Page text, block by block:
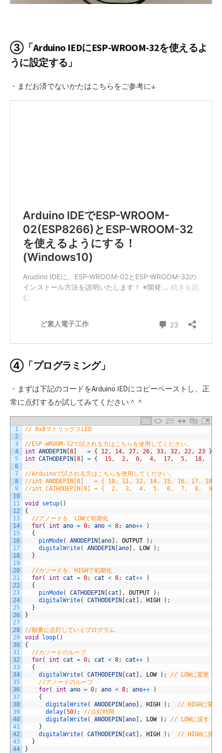
③「Arduino IEDにESP-WROOM-32を使えるよ
うに設定する」
・まだお済でないかたはこちらをご参考に↓
④「プログラミング」
・まずは下記のコードをArduino IEDにコピーペーストし、正
常に点灯するか試してみてください＾＾
1
2
3
4
5
6
7
8
9
10
11
12
13
14
15
16
17
18
19
20
21
22
23
24
25
26
27
28
29
30
31
32
33
34
35
36
37
38
39
40
41
42
43
44
// 8x8マトリックスLED
//ESP-WROOM-32で試される方はこちらを使用してください。
int ANODEPIN [8] = { 12 , 14 , 27 , 26 , 33 , 32 , 22 , 23 }
int CATHODEPIN [8] = { 15 , 2 , 0 , 4 , 17 , 5 , 18 ,
//Arduinoで試される方はこちらを使用してください。
//int ANODEPIN[8]   = { 10, 11, 12, 14, 15, 16, 17, 18 };
//int CATHODEPIN[8] = {  2,  3,  4,  5,  6,  7,  8,  9 };
void setup( )
{
//アノードを、LOWで初期化
for( int ano = 0; ano < 8; ano++
)
{
pinMode( ANODEPIN [ano] , OUTPUT ) ;
digitalWrite( ANODEPIN [ano] , LOW ) ;
}
//カソードを、HIGHで初期化
for( int cat = 0; cat < 8; cat++
)
{
pinMode( CATHODEPIN [cat ] , OUTPUT ) ;
digitalWrite( CATHODEPIN [cat ] , HIGH ) ;
}
}
//順番に点灯していくプログラム
void
loop( )
{
//カソードのループ
for( int cat = 0; cat < 8; cat++
)
{
digitalWrite( CATHODEPIN [cat ] , LOW ) ;
// LOWに変更
//アノードのループ
for( int ano = 0; ano < 8; ano++
)
{
digitalWrite( ANODEPIN [ano] , HIGH ) ;
// HIGHに変更
delay(50) ;
//点灯時間
digitalWrite( ANODEPIN [ano] , LOW ) ;
// LOWに戻す
}
digitalWrite( CATHODEPIN [cat ] , HIGH ) ;
// HIGHに戻す
}
}